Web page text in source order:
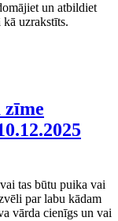
un atbildiet
uzrakstīts.
zīme
tas būtu puika vai
par labu kādam
vārda cienīgs un vai